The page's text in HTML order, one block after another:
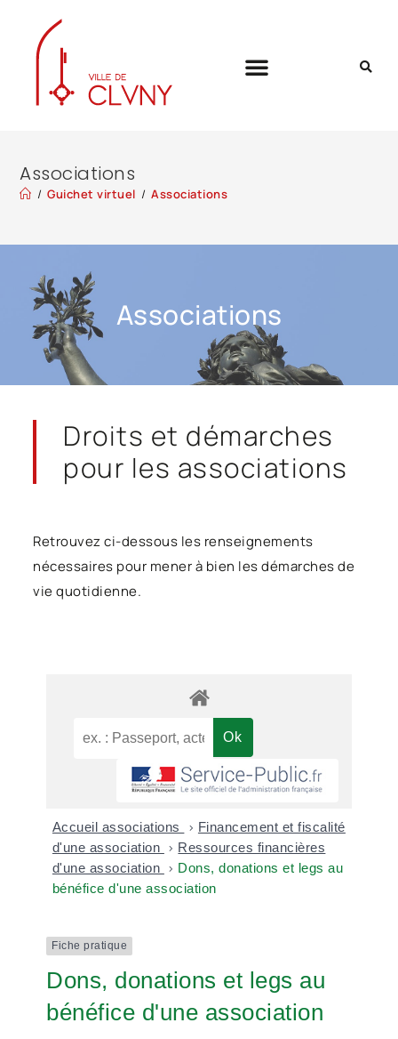
Associations
/ Guichet virtuel / Associations
Associations
Droits et démarches
pour les associations
Retrouvez ci-dessous les renseignements
nécessaires pour mener à bien les démarches de
vie quotidienne.
Accueil associations > Financement et fiscalité
d'une association > Ressources financières
d'une association > Dons, donations et legs au
bénéfice d'une association
Fiche pratique
Dons, donations et legs au
bénéfice d'une association